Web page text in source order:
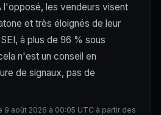
l'opposé, les vendeurs visent
et très éloignés de leur
à plus de 96 % sous
n'est un conseil en
de signaux, pas de
9 août 2026 à 00:05 UTC à partir des